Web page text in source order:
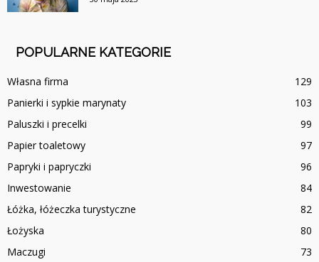
POPULARNE KATEGORIE
Własna firma
129
Panierki i sypkie marynaty
103
Paluszki i precelki
99
Papier toaletowy
97
Papryki i papryczki
96
Inwestowanie
84
Łóżka, łóżeczka turystyczne
82
Łożyska
80
Maczugi
73